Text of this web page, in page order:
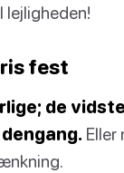
lejligheden!
fest
de
Eller